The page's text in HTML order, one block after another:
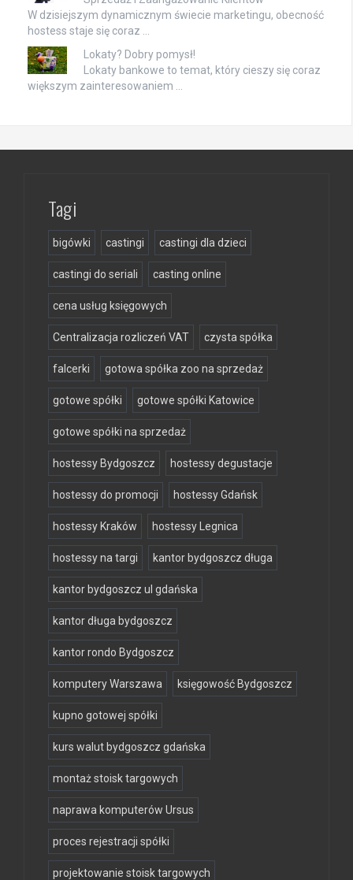
W dzisiejszym dynamicznym świecie marketingu, obecność
hostess staje się coraz …
Lokaty? Dobry pomysł!
Lokaty bankowe to temat, który cieszy się coraz
większym zainteresowaniem …
Tagi
bigówki castingi castingi dla dzieci
castingi do seriali casting online
cena usług księgowych
Centralizacja rozliczeń VAT czysta spółka
falcerki gotowa spółka zoo na sprzedaż
gotowe spółki gotowe spółki Katowice
gotowe spółki na sprzedaż
hostessy Bydgoszcz hostessy degustacje
hostessy do promocji hostessy Gdańsk
hostessy Kraków hostessy Legnica
hostessy na targi kantor bydgoszcz długa
kantor bydgoszcz ul gdańska
kantor długa bydgoszcz
kantor rondo Bydgoszcz
komputery Warszawa księgowość Bydgoszcz
kupno gotowej spółki
kurs walut bydgoszcz gdańska
montaż stoisk targowych
naprawa komputerów Ursus
proces rejestracji spółki
projektowanie stoisk targowych